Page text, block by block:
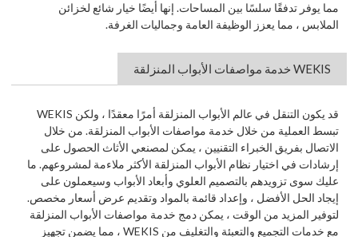
مما يوفر تدفقًا سلسًا بين المساحات. إنها أيضًا خيار شائع لخزائن
الملابس ، مما يعزز الوظيفة العامة وجماليات الغرفة.
WEKIS خدمة مواصفات الأبواب المنزلقة
قد يكون التنقل في عالم الأبواب المنزلقة أمرًا معقدًا ، ولكن WEKIS
تبسط العملية من خلال خدمة مواصفات الأبواب المنزلقة. من خلال
الاتصال بفريق الخبراء التقنيين ، يمكن لمصنعي الأثاث الحصول على
إرشادات في اختيار نظام الأبواب المنزلقة الأكثر ملاءمة لمشروعهم. ما
عليك سوى تزويدهم بالتصميم العلوي وأبعاد الأبواب وسيعملون على
إيجاد الحل الأفضل ، وإعداد قائمة بالمواد وتقديم عرض أسعار مخصص.
لتوفير المزيد من الوقت ، يمكن دمج خدمة مواصفات الأبواب المنزلقة
مع خدمات التجميع والتعبئة والتغليف من WEKIS ، مما يضمن تجهيز